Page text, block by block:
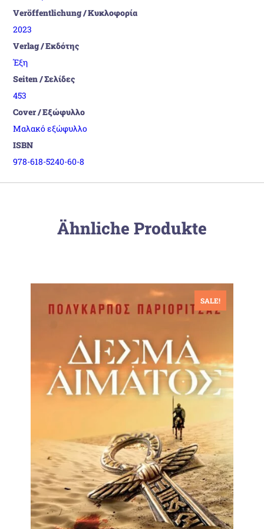
Veröffentlichung / Κυκλοφορία
2023
Verlag / Εκδότης
Έξη
Seiten / Σελίδες
453
Cover / Εξώφυλλο
Μαλακό εξώφυλλο
ISBN
978-618-5240-60-8
Ähnliche Produkte
SALE!